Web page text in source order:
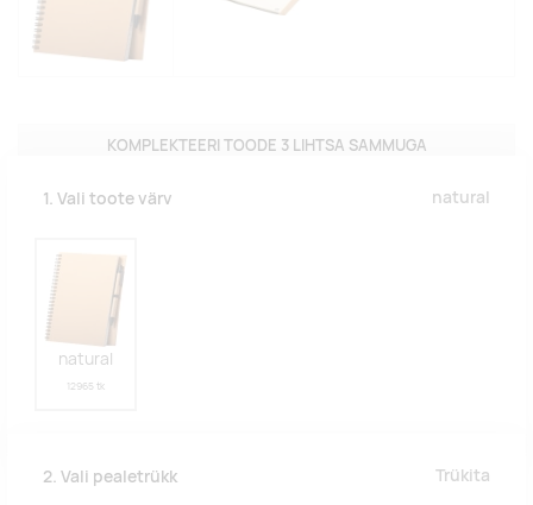
KOMPLEKTEERI TOODE 3 LIHTSA SAMMUGA
1. Vali toote värv natural
natural
12965 tk
2. Vali pealetrükk Trükita